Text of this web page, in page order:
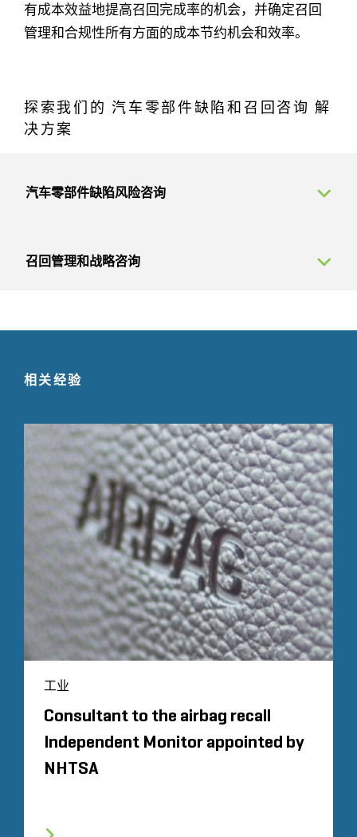
探索我们的 汽车零部件缺陷和召回咨询 解
决方案
汽车零部件缺陷风险咨询
召回管理和战略咨询
有成本效益地提高召回完成率的机会，并确定召回
管理和合规性所有方面的成本节约机会和效率。
相关经验
工业
Consultant to the airbag recall
Independent Monitor appointed by
NHTSA